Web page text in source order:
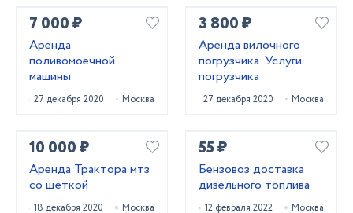
7 000 ₽
Аренда
поливомоечной
машины
27 декабря 2020 Москва
3 800 ₽
Аренда вилочного
погрузчика. Услуги
погрузчика
27 декабря 2020 Москва
10 000 ₽
Аренда Трактора мтз
со щеткой
18 декабря 2020 Москва
55 ₽
Бензовоз доставка
дизельного топлива
12 февраля 2022 Москва